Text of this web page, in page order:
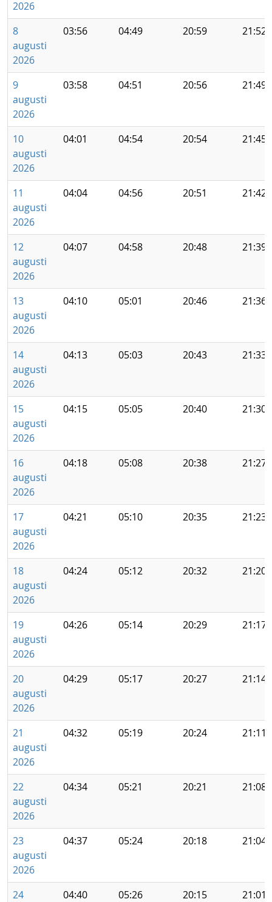
2026
8
augusti
2026
03:56 04:49 20:59 21:52
9
augusti
2026
03:58 04:51 20:56 21:49
10
augusti
2026
04:01 04:54 20:54 21:45
11
augusti
2026
04:04 04:56 20:51 21:42
12
augusti
2026
04:07 04:58 20:48 21:39
13
augusti
2026
04:10 05:01 20:46 21:36
14
augusti
2026
04:13 05:03 20:43 21:33
15
augusti
2026
04:15 05:05 20:40 21:30
16
augusti
2026
04:18 05:08 20:38 21:27
17
augusti
2026
04:21 05:10 20:35 21:23
18
augusti
2026
04:24 05:12 20:32 21:20
19
augusti
2026
04:26 05:14 20:29 21:17
20
augusti
2026
04:29 05:17 20:27 21:14
21
augusti
2026
04:32 05:19 20:24 21:11
22
augusti
2026
04:34 05:21 20:21 21:08
23
augusti
2026
04:37 05:24 20:18 21:04
24
04:40 05:26 20:15 21:01